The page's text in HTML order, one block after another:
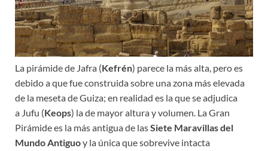
La pirámide de Jafra (Kefrén) parece la más alta, pero es
debido a que fue construida sobre una zona más elevada
de la meseta de Guiza; en realidad es la que se adjudica
a Jufu (Keops) la de mayor altura y volumen. La Gran
Pirámide es la más antigua de lasSiete Maravillas del
Mundo Antiguoy la única que sobrevive intacta